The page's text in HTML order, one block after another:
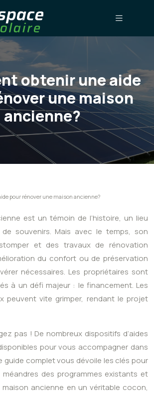
obtenir une aide
une maison
ancienne?
pour rénover une maison ancienne?
est un témoin de l’histoire, un lieu
de souvenirs. Mais avec le temps, son
et des travaux de rénovation
du confort ou de préservation
nécessaires. Les propriétaires sont
à un défi majeur : le financement. Les
peuvent vite grimper, rendant le projet
pas ! De nombreux dispositifs d’aides
pour vous accompagner dans
guide complet vous dévoile les clés pour
méandres des programmes existants et
ancienne en un véritable cocon,